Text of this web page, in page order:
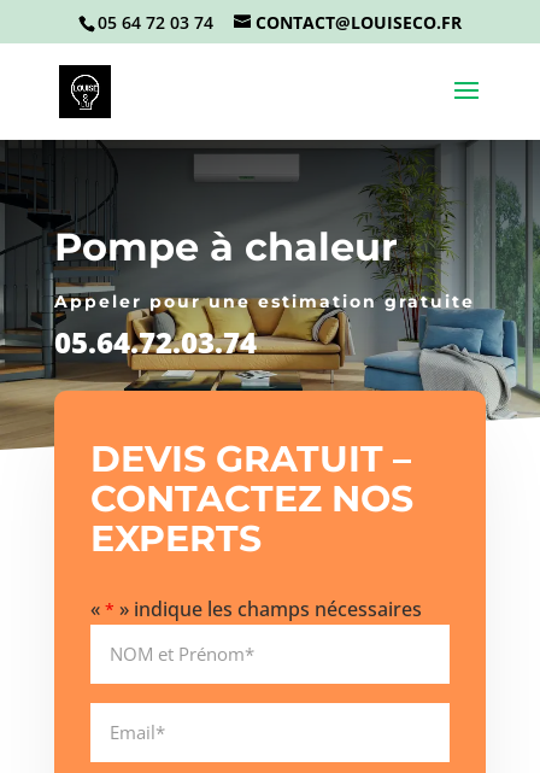
05 64 72 03 74 CONTACT@LOUISECO.FR
Pompe à chaleur
Appeler pour une estimation gratuite
05.64.72.03.74
DEVIS GRATUIT –
CONTACTEZ NOS
EXPERTS
« * » indique les champs nécessaires
Name
Nom
Email*